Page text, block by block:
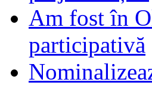
Am fost în
participativă